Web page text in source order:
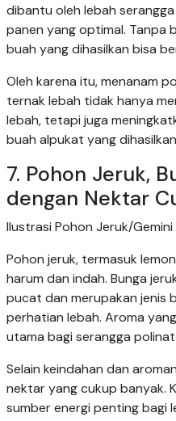
dibantu oleh lebah
panen yang optimal. Tanpa
buah yang dihasilkan bisa
Oleh karena itu, menanam
ternak lebah tidak hanya
lebah, tetapi juga
buah alpukat yang
7. Pohon Jeruk,
dengan Nektar
Ilustrasi Pohon Jeruk/Gemini
Pohon jeruk, termasuk
harum dan indah. Bunga
pucat dan merupakan jenis
perhatian lebah. Aroma
utama bagi serangga
Selain keindahan dan
nektar yang cukup banyak.
sumber energi penting bagi